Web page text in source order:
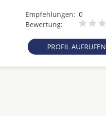
Empfehlungen: 0
Bewertung:
PROFIL AUFRUFEN